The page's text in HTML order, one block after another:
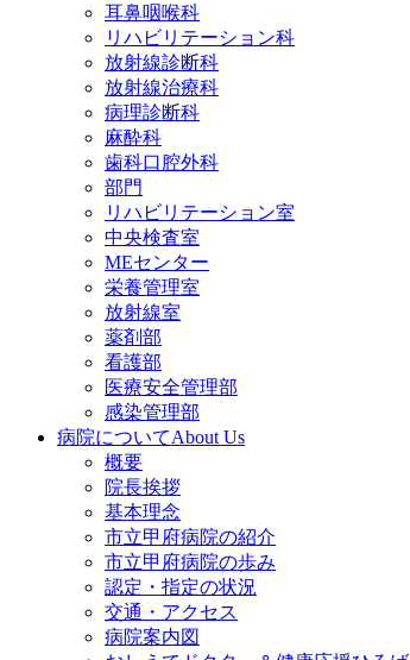
耳鼻咽喉科
リハビリテーション科
放射線診断科
放射線治療科
病理診断科
麻酔科
歯科口腔外科
部門
リハビリテーション室
中央検査室
MEセンター
栄養管理室
放射線室
薬剤部
看護部
医療安全管理部
感染管理部
病院についてAbout Us
概要
院長挨拶
基本理念
市立甲府病院の紹介
市立甲府病院の歩み
認定・指定の状況
交通・アクセス
病院案内図